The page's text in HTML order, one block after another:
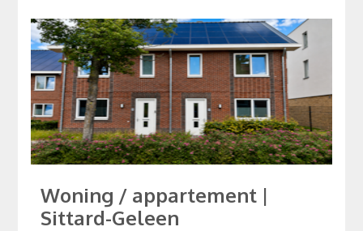
Woning / appartement |
Sittard-Geleen